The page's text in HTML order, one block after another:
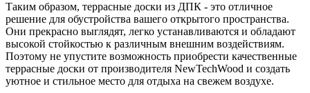
Таким образом, террасные доски из ДПК - это отличное
решение для обустройства вашего открытого пространства.
Они прекрасно выглядят, легко устанавливаются и обладают
высокой стойкостью к различным внешним воздействиям.
Поэтому не упустите возможность приобрести качественные
террасные доски от производителя NewTechWood и создать
уютное и стильное место для отдыха на свежем воздухе.